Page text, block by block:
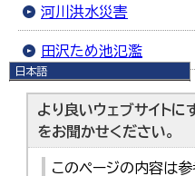
日本語
English
한국어
简体中文
繁體中文
河川洪水災害
田沢ため池氾濫
より良いウェブサイトに
をお聞かせください。
このページの内容は